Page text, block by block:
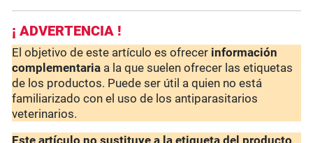
¡ ADVERTENCIA !
El objetivo de este artículo es ofrecer información
complementaria a la que suelen ofrecer las etiquetas
de los productos. Puede ser útil a quien no está
familiarizado con el uso de los antiparasitarios
veterinarios.